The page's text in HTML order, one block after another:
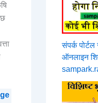
संपर्क
ऑनलाइन